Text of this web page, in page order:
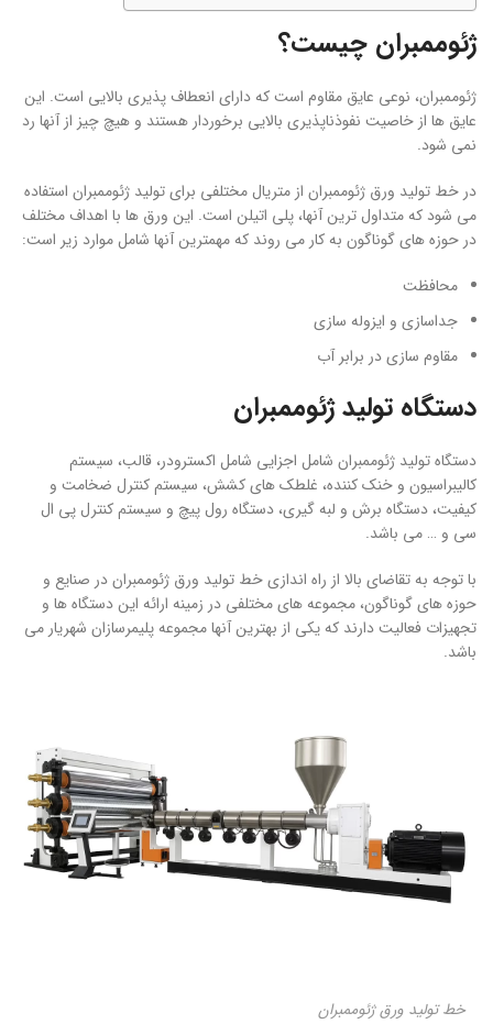
ژئوممبران چیست؟
ژئوممبران، نوعی عایق مقاوم است که دارای انعطاف پذیری بالایی است. این
عایق ها از خاصیت نفوذناپذیری بالایی برخوردار هستند و هیچ چیز از آنها رد
نمی شود.
در خط تولید ورق ژئوممبران از متریال مختلفی برای تولید ژئوممبران استفاده
می شود که متداول ترین آنها، پلی اتیلن است. این ورق ها با اهداف مختلف
در حوزه های گوناگون به کار می روند که مهمترین آنها شامل موارد زیر است:
محافظت
جداسازی و ایزوله سازی
مقاوم سازی در برابر آب
دستگاه تولید ژئوممبران
دستگاه تولید ژئوممبران شامل اجزایی شامل اکسترودر، قالب، سیستم
کالیبراسیون و خنک کننده، غلطک های کشش، سیستم کنترل ضخامت و
کیفیت، دستگاه برش و لبه گیری، دستگاه رول پیچ و سیستم کنترل پی ال
سی و … می باشد.
با توجه به تقاضای بالا از راه اندازی خط تولید ورق ژئوممبران در صنایع و
حوزه های گوناگون، مجموعه های مختلفی در زمینه ارائه این دستگاه ها و
تجهیزات فعالیت دارند که یکی از بهترین آنها مجموعه پلیمرسازان شهریار می
باشد.
خط تولید ورق ژئوممبران